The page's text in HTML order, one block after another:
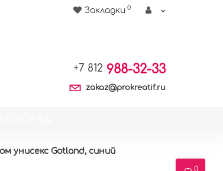
Закладки 0
+7 812 988-32-33
zakaz@prokreatif.ru
0
унисекс Gotland, синий